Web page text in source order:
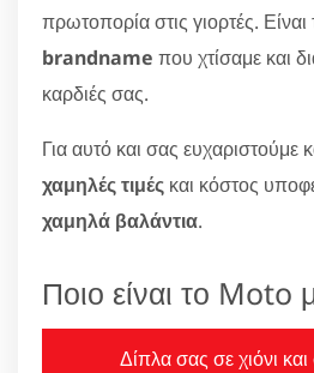
πρωτοπορία στις γιορτές.
brandname που χτίσαμε και
καρδιές σας.
Για αυτό και σας ευχαριστούμε
χαμηλές τιμές και κόστος
χαμηλά βαλάντια.
Ποιο είναι το Moto
Δίπλα σας σε χιόνι